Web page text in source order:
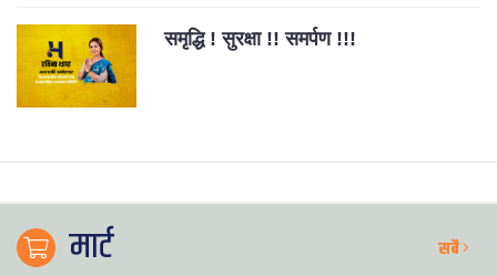
समृद्धि ! सुरक्षा !! समर्पण !!!
मार्ट सबै